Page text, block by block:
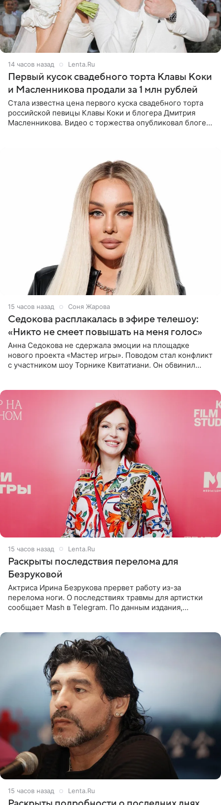
14 часов назад Lenta.Ru
Первый кусок свадебного торта Клавы Коки
и Масленникова продали за 1 млн рублей
Стала известна цена первого куска свадебного торта
российской певицы Клавы Коки и блогера Дмитрия
Масленникова. Видео с торжества опубликовал блогер
15 часов назад Соня Жарова
Седокова расплакалась в эфире телешоу:
«Никто не смеет повышать на меня голос»
Анна Седокова не сдержала эмоции на площадке
нового проекта «Мастер игры». Поводом стал конфликт
с участником шоу Торнике Квитатиани. Он обвинил
15 часов назад Lenta.Ru
Раскрыты последствия перелома для
Безруковой
Актриса Ирина Безрукова прервет работу из-за
перелома ноги. О последствиях травмы для артистки
сообщает Mash в Telegram. По данным издания,
15 часов назад Lenta.Ru